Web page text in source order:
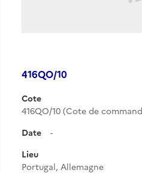
416QO/10
Cote
416QO/10 (Cote de
Date
-
Lieu
Portugal, Allemagne